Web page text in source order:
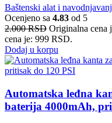
Baštenski alat i
Ocenjeno sa 4.83 od 5
2.000RSD Originalna cena
cena je: 999 RSD.
Dodaj u korpu
Automatska leđna
baterija 4000mAh,